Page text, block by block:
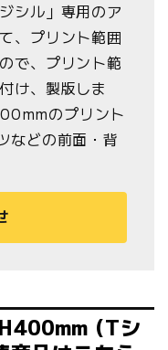
シル」専用のア
、プリント範囲
で、プリント範
け、製版しま
のプリント
などの前面・背
(Tシ